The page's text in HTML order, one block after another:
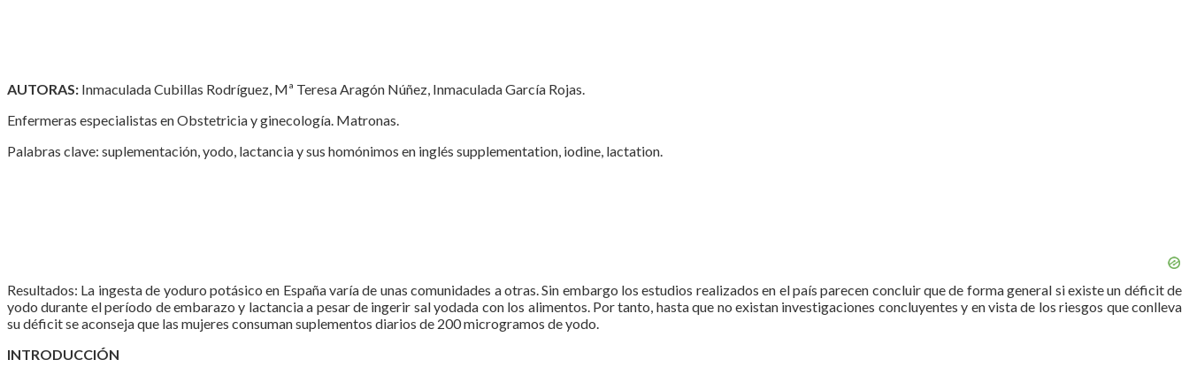
AUTORAS: Inmaculada Cubillas Rodríguez, Mª Teresa Aragón Núñez, Inmaculada García Rojas.
Enfermeras especialistas en Obstetricia y ginecología. Matronas.
Palabras clave: suplementación, yodo, lactancia y sus homónimos en inglés supplementation, iodine, lactation.
Resultados: La ingesta de yoduro potásico en España varía de unas comunidades a otras. Sin embargo los estudios realizados en el país parecen concluir que de forma general si existe un déficit de
yodo durante el período de embarazo y lactancia a pesar de ingerir sal yodada con los alimentos. Por tanto, hasta que no existan investigaciones concluyentes y en vista de los riesgos que conlleva
su déficit se aconseja que las mujeres consuman suplementos diarios de 200 microgramos de yodo.
INTRODUCCIÓN